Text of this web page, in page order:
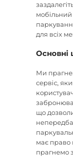
для всіх
Основні
Ми
сервіс,
що
має право
прагнемо